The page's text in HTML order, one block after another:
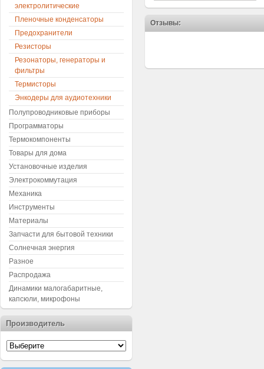
Отзывы:
электролитические
Пленочные конденсаторы
Предохранители
Резисторы
Резонаторы, генераторы и
фильтры
Термисторы
Энкодеры для аудиотехники
Полупроводниковые приборы
Программаторы
Термокомпоненты
Товары для дома
Установочные изделия
Электрокоммутация
Механика
Инструменты
Материалы
Запчасти для бытовой техники
Солнечная энергия
Разное
Распродажа
Динамики малогабаритные,
капсюли, микрофоны
Производитель